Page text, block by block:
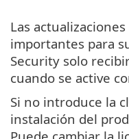
Las
importantes para
Security solo
cuando se active
Si no introduce la
instalación del